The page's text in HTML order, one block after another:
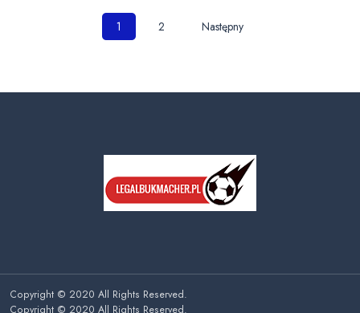
Nawigacja
1 2 Następny
Copyright © 2020 All Rights Reserved.
Copyright © 2020 All Rights Reserved.